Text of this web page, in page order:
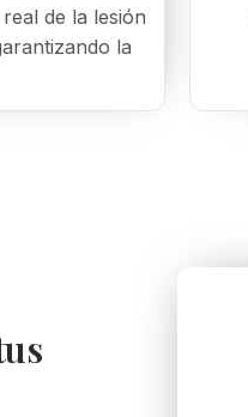
de la lesión
la